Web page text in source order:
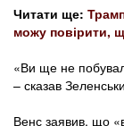
Читати ще:
можу повірити,
«Ви ще не
– сказав
Венс заявив, що